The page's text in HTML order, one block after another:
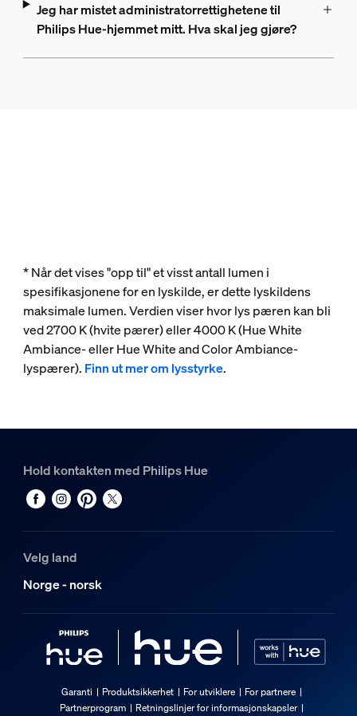
Jeg har mistet administratorrettighetene til
Philips Hue-hjemmet mitt. Hva skal jeg gjøre?
* Når det vises "opp til" et visst antall lumen i
spesifikasjonene for en lyskilde, er dette lyskildens
maksimale lumen. Verdien viser hvor lys pæren kan bli
ved 2700 K (hvite pærer) eller 4000 K (Hue White
Ambiance- eller Hue White and Color Ambiance-
lyspærer). Finn ut mer om lysstyrke.
Hold kontakten med Philips Hue
Velg land
Norge - norsk
Garanti Produktsikkerhet For utviklere
For partnere
Partnerprogram
Retningslinjer for informasjonskapsler